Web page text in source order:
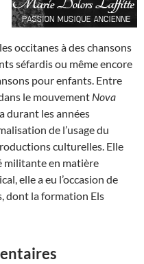
occitanes à des chansons
séfardis ou même encore
pour enfants. Entre
le mouvement Nova
durant les années
de l’usage du
culturelles. Elle
militante en matière
elle a eu l’occasion de
dont la formation Els